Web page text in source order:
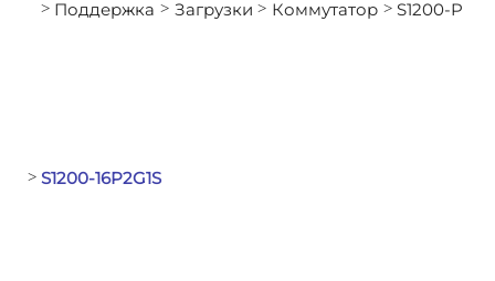
> Поддержка > Загрузки > Коммутатор > S1200-P
> S1200-16P2G1S